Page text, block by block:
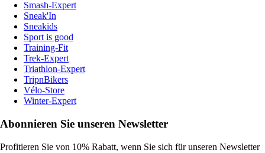
Smash-Expert
Sneak'In
Sneakids
Sport is good
Training-Fit
Trek-Expert
Triathlon-Expert
TripnBikers
Vélo-Store
Winter-Expert
Abonnieren Sie unseren Newsletter
Profitieren Sie von 10% Rabatt, wenn Sie sich für unseren Newsletter